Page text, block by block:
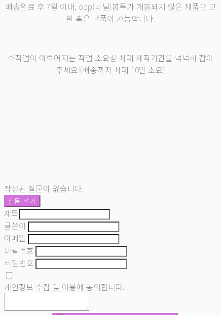
배송완료 후 7일 이내, opp(비닐)봉투가 개봉되지 않은 제품만 교
환 혹은 반품이 가능합니다.
수작업이 이루어지는 작업 소요상 최대 제작기간을 넉넉히 잡아
주세요!(배송까지 최대 10일 소요)
작성된 질문이 없습니다.
질문 쓰기
제목
글쓴이
이메일
비밀번호
비밀번호
개인정보 수집 및 이용에 동의합니다.